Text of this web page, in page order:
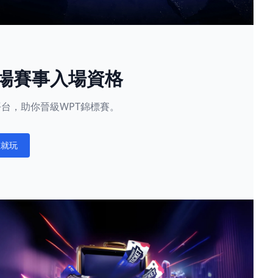
賽事入場資格
，助你晉級WPT錦標賽。
玩